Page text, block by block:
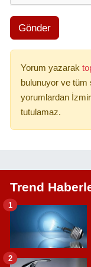
Gönder
Yorum yazarak
bulunuyor ve tüm
yorumlardan
tutulamaz.
Trend
1
2